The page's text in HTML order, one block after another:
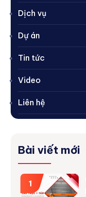
Dịch vụ
Dự án
Tin tức
Video
Liên hệ
Bài viết mới
1